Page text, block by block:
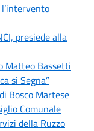
presiede alla
Matteo Bassetti
si Segna”
Bosco Martese
Comunale
della Ruzzo